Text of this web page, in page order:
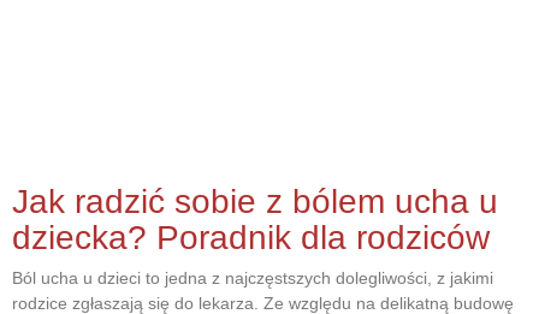
Jak radzić sobie z bólem ucha u
dziecka? Poradnik dla rodziców
Ból ucha u dzieci to jedna z najczęstszych dolegliwości, z jakimi
rodzice zgłaszają się do lekarza. Ze względu na delikatną budowę